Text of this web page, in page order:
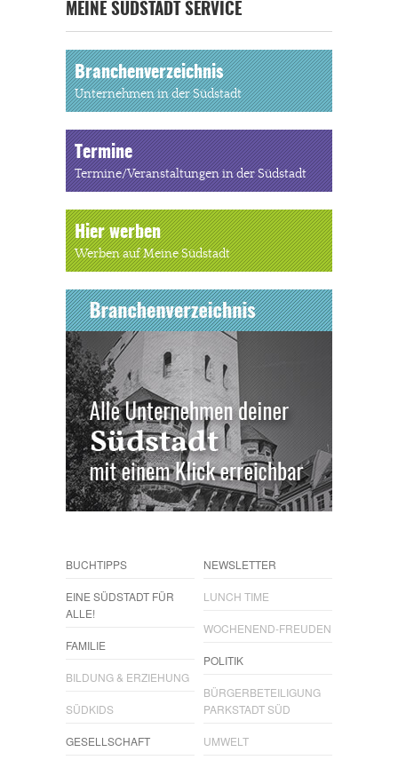
MEINE SÜDSTADT SERVICE
Branchenverzeichnis
Unternehmen in der Südstadt
Termine
Termine/Veranstaltungen in der Südstadt
Hier werben
Werben auf Meine Südstadt
BUCHTIPPS
EINE SÜDSTADT FÜR
ALLE!
FAMILIE
BILDUNG & ERZIEHUNG
SÜDKIDS
GESELLSCHAFT
NEWSLETTER
LUNCH TIME
WOCHENEND-FREUDEN
POLITIK
BÜRGERBETEILIGUNG
PARKSTADT SÜD
UMWELT